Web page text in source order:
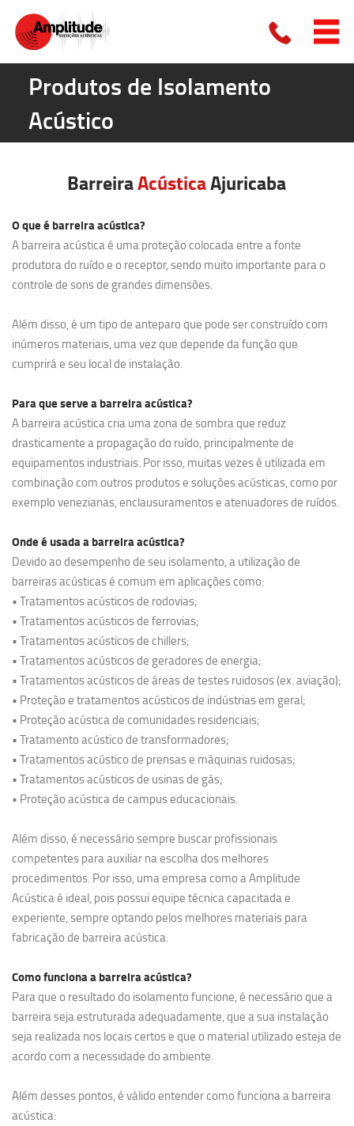
Produtos de Isolamento
Acústico
BarreiraAcústicaAjuricaba
O que é barreira acústica?
A barreira acústica é uma proteção colocada entre a fonte
produtora do ruído e o receptor, sendo muito importante para o
controle de sons de grandes dimensões.
Além disso, é um tipo de anteparo que pode ser construído com
inúmeros materiais, uma vez que depende da função que
cumprirá e seu local de instalação.
Para que serve a barreira acústica?
A barreira acústica cria uma zona de sombra que reduz
drasticamente a propagação do ruído, principalmente de
equipamentos industriais. Por isso, muitas vezes é utilizada em
combinação com outros produtos e soluções acústicas, como por
exemplo venezianas, enclausuramentos e atenuadores de ruídos.
Onde é usada a barreira acústica?
Devido ao desempenho de seu isolamento, a utilização de
barreiras acústicas é comum em aplicações como:
• Tratamentos acústicos de rodovias;
• Tratamentos acústicos de ferrovias;
• Tratamentos acústicos de chillers;
• Tratamentos acústicos de geradores de energia;
• Tratamentos acústicos de áreas de testes ruidosos (ex. aviação);
• Proteção e tratamentos acústicos de indústrias em geral;
• Proteção acústica de comunidades residenciais;
• Tratamento acústico de transformadores;
• Tratamentos acústico de prensas e máquinas ruidosas;
• Tratamentos acústicos de usinas de gás;
• Proteção acústica de campus educacionais.
Além disso, é necessário sempre buscar profissionais
competentes para auxiliar na escolha dos melhores
procedimentos. Por isso, uma empresa como a Amplitude
Acústica é ideal, pois possui equipe técnica capacitada e
experiente, sempre optando pelos melhores materiais para
fabricação de barreira acústica.
Como funciona a barreira acústica?
Para que o resultado do isolamento funcione, é necessário que a
barreira seja estruturada adequadamente, que a sua instalação
seja realizada nos locais certos e que o material utilizado esteja de
acordo com a necessidade do ambiente.
Além desses pontos, é válido entender como funciona a barreira
acústica: